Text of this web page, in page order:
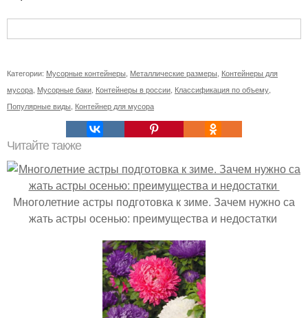
Категории: Мусорные контейнеры Металлические размеры Контейнеры для
мусора Мусорные баки Контейнеры в россии Классификация по объему
Популярные виды Контейнер для мусора
Читайте также
Многолетние астры подготовка к зиме. Зачем нужно са
жать астры осенью: преимущества и недостатки